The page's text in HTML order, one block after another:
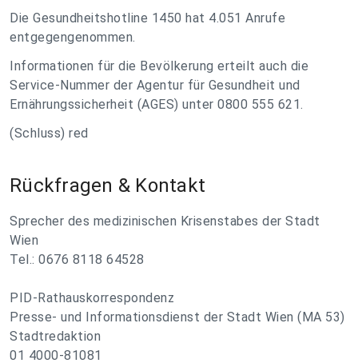
Die Gesundheitshotline 1450 hat 4.051 Anrufe
entgegengenommen.
Informationen für die Bevölkerung erteilt auch die
Service-Nummer der Agentur für Gesundheit und
Ernährungssicherheit (AGES) unter 0800 555 621.
(Schluss) red
Rückfragen & Kontakt
Sprecher des medizinischen Krisenstabes der Stadt
Wien
Tel.: 0676 8118 64528
PID-Rathauskorrespondenz
Presse- und Informationsdienst der Stadt Wien (MA 53)
Stadtredaktion
01 4000-81081